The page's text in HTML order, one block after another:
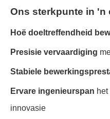
Ons sterkpunte in 'n
Hoë doeltreffendheid
Presisie vervaardiging
Stabiele
Ervare ingenieurspan
innovasie